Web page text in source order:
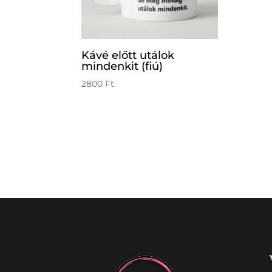
Kávé előtt utálok
mindenkit (fiú)
2800 Ft